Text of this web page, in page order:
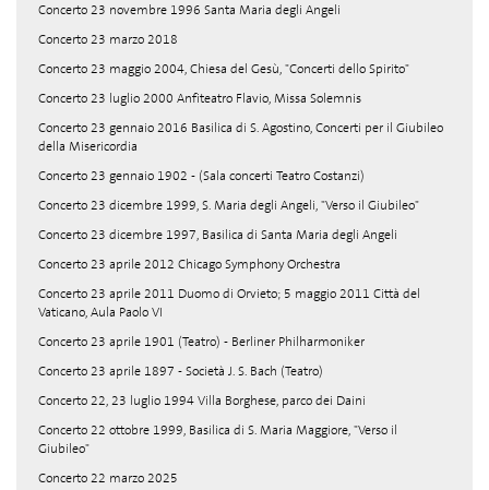
Concerto 23 novembre 1996 Santa Maria degli Angeli
Concerto 23 marzo 2018
Concerto 23 maggio 2004, Chiesa del Gesù, "Concerti dello Spirito"
Concerto 23 luglio 2000 Anfiteatro Flavio, Missa Solemnis
Concerto 23 gennaio 2016 Basilica di S. Agostino, Concerti per il Giubileo
della Misericordia
Concerto 23 gennaio 1902 - (Sala concerti Teatro Costanzi)
Concerto 23 dicembre 1999, S. Maria degli Angeli, "Verso il Giubileo"
Concerto 23 dicembre 1997, Basilica di Santa Maria degli Angeli
Concerto 23 aprile 2012 Chicago Symphony Orchestra
Concerto 23 aprile 2011 Duomo di Orvieto; 5 maggio 2011 Città del
Vaticano, Aula Paolo VI
Concerto 23 aprile 1901 (Teatro) - Berliner Philharmoniker
Concerto 23 aprile 1897 - Società J. S. Bach (Teatro)
Concerto 22, 23 luglio 1994 Villa Borghese, parco dei Daini
Concerto 22 ottobre 1999, Basilica di S. Maria Maggiore, "Verso il
Giubileo"
Concerto 22 marzo 2025